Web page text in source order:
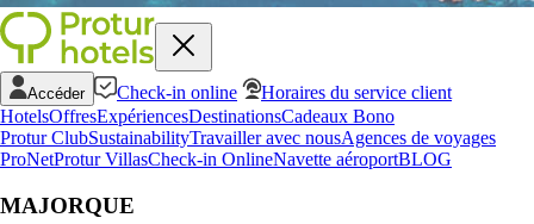
Accéder Check-in online
Horaires du service client
HotelsOffresExpériencesDestinationsCadeaux Bono
Protur ClubSustainabilityTravailler avec nousAgences de voyages
ProNetProtur VillasCheck-in OnlineNavette aéroportBLOG
MAJORQUE